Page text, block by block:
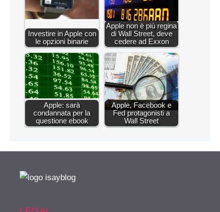
Investire in Apple con
le opzioni binarie
Apple non è più regina
di Wall Street, deve
cedere ad Exxon
Apple: sarà
condannata per la
questione ebook
Apple, Facebook e
Fed protagonisti a
Wall Street